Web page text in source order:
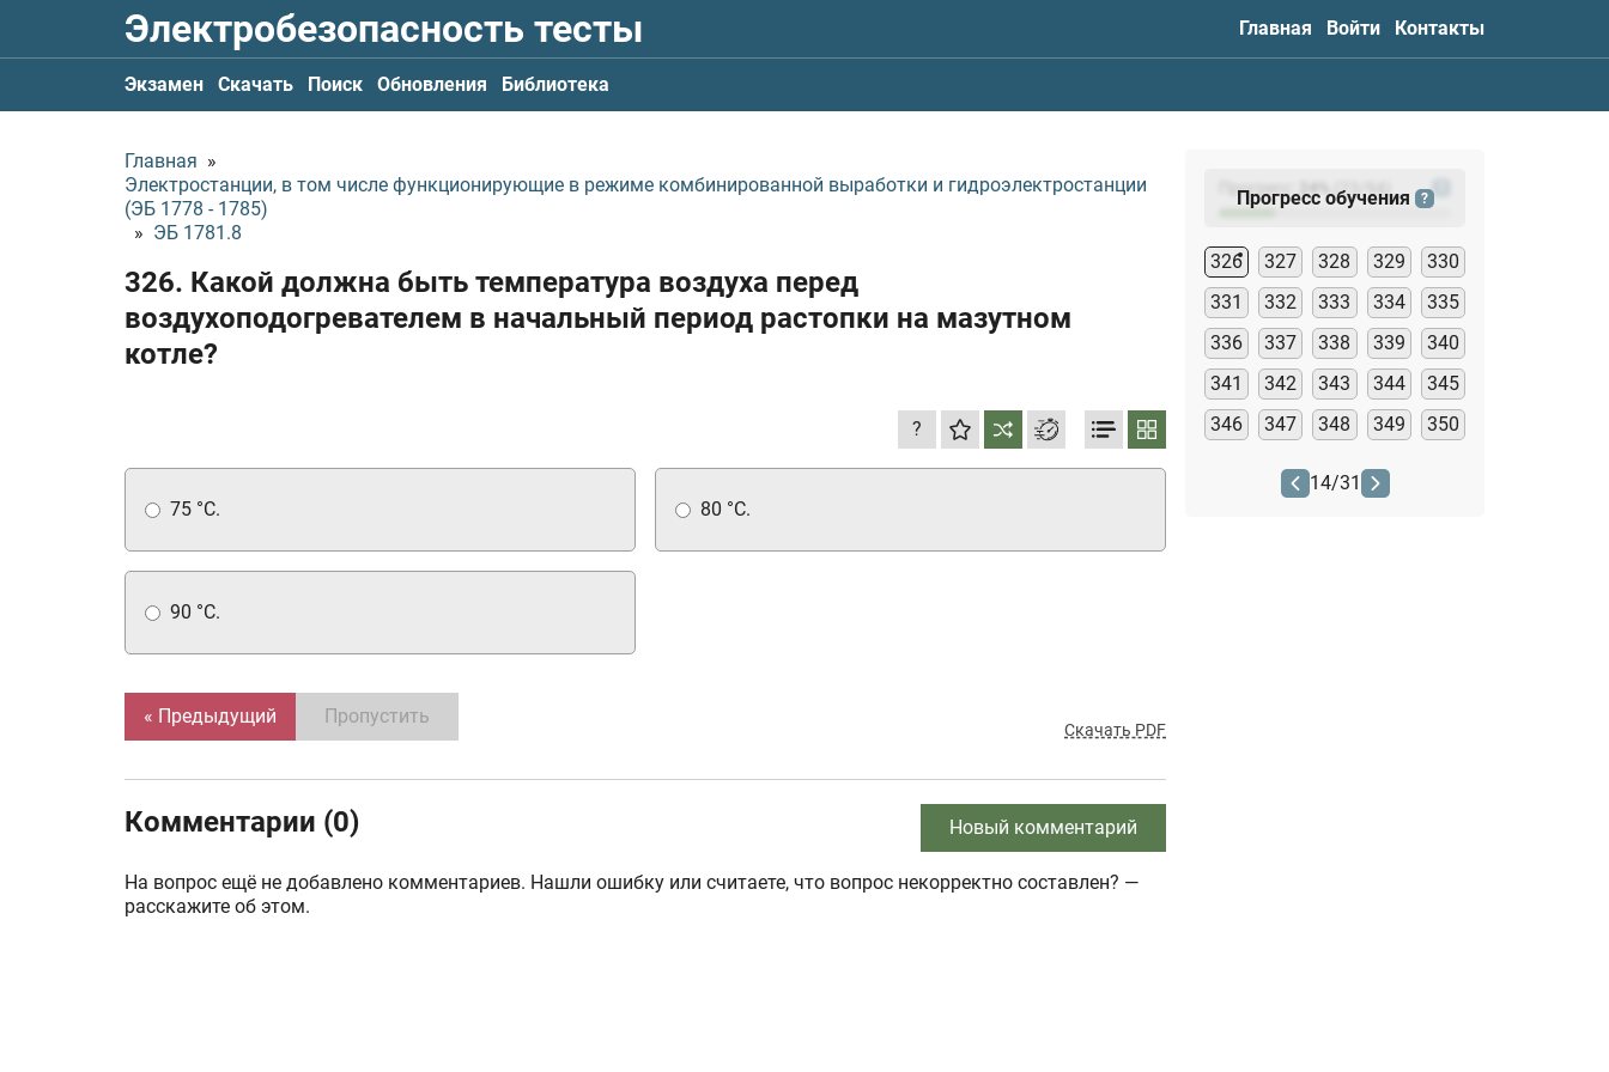
Электробезопасность тесты Главная Войти Контакты
Экзамен Скачать Поиск Обновления Библиотека
Главная »
Электростанции, в том числе функционирующие в режиме комбинированной выработки и гидроэлектростанции
(ЭБ 1778 - 1785)
» ЭБ 1781.8
326. Какой должна быть температура воздуха перед
воздухоподогревателем в начальный период растопки на мазутном
котле?
?
80 °С.
90 °С.
75 °С.
« Предыдущий Пропустить
Скачать PDF
Комментарии (0) Новый комментарий
На вопрос ещё не добавлено комментариев. Нашли ошибку или считаете, что вопрос некорректно составлен? —
расскажите об этом.
Прогресс: (23
Прогресс обучения ?
326 327 328 329
330
331
332 333 334
335
336
337 338 339
340
341
342 343 344
345
346
347 348 349 350
14/31